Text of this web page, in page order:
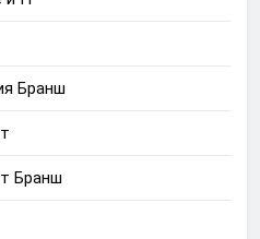
Бранш
Бранш